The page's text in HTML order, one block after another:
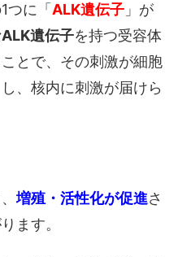
つに「 ALK遺伝子 」が
遺伝子を持つ受容体
とで、その刺激が細胞
、核内に刺激が届けら
増殖・活性化が促進さ
ます。